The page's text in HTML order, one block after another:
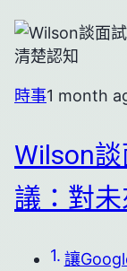
時事1 month
Wilson
議：對
讓